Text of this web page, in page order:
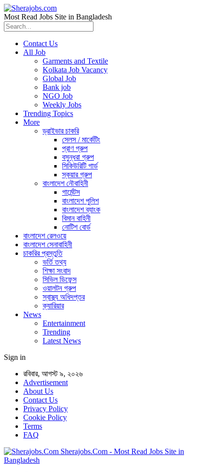
Most Read Jobs Site in Bangladesh
Contact Us
All Job
Garments and Textile
Kolkata Job Vacancy
Global Job
Bank job
NGO Job
Weekly Jobs
Trending Topics
More
ড্রাইভার চাকরি
সেলস / মার্কেটিং
প্রাণ গ্রুপ
বসুন্ধরা গ্রুপ
সিকিউরিটি গার্ড
স্কয়ার গ্রুপ
বাংলাদেশ নৌবাহিনী
গার্মেন্টস
বাংলাদেশ পুলিশ
বাংলাদেশ ব্যাংক
বিমান বাহিনী
নোটিশ বোর্ড
বাংলাদেশ রেলওয়ে
বাংলাদেশ সেনাবাহিনী
চাকরির প্রস্তুতি
ভর্তি তথ্য
শিক্ষা সংবাদ
সিভিল ডিফেন্স
ওয়ালটন গ্রুপ
স্বাস্থ্য অধিদপ্তর
ক্যারিয়ার
News
Entertainment
Trending
Latest News
Sign in
রবিবার, আগস্ট ৯, ২০২৬
Advertisement
About Us
Contact Us
Privacy Policy
Cookie Policy
Terms
FAQ
Sherajobs.Com - Most Read Jobs Site in
Bangladesh